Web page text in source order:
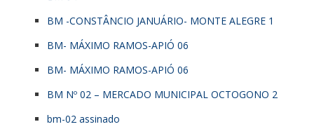
BM -CONSTÂNCIO JANUÁRIO- MONTE ALEGRE 1
BM- MÁXIMO RAMOS-APIÓ 06
BM- MÁXIMO RAMOS-APIÓ 06
BM Nº 02 – MERCADO MUNICIPAL OCTOGONO 2
bm-02 assinado